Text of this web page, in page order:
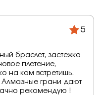
5
браслет, застежка
на ком встретишь.
Алмазные грани дают
Однозначно рекомендую !